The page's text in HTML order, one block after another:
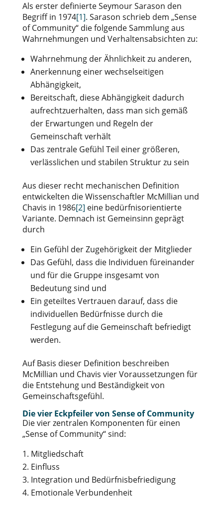
Als erster definierte Seymour Sarason den
Begriff in 1974[1]. Sarason schrieb dem „Sense
of Community“ die folgende Sammlung aus
Wahrnehmungen und Verhaltensabsichten zu:
Wahrnehmung der Ähnlichkeit zu anderen,
Anerkennung einer wechselseitigen
Abhängigkeit,
Bereitschaft, diese Abhängigkeit dadurch
aufrechtzuerhalten, dass man sich gemäß
der Erwartungen und Regeln der
Gemeinschaft verhält
Das zentrale Gefühl Teil einer größeren,
verlässlichen und stabilen Struktur zu sein
Aus dieser recht mechanischen Definition
entwickelten die Wissenschaftler McMillian und
Chavis in 1986[2] eine bedürfnisorientierte
Variante. Demnach ist Gemeinsinn geprägt
durch
Ein Gefühl der Zugehörigkeit der Mitglieder
Das Gefühl, dass die Individuen füreinander
und für die Gruppe insgesamt von
Bedeutung sind und
Ein geteiltes Vertrauen darauf, dass die
individuellen Bedürfnisse durch die
Festlegung auf die Gemeinschaft befriedigt
werden.
Auf Basis dieser Definition beschreiben
McMillian und Chavis vier Voraussetzungen für
die Entstehung und Beständigkeit von
Gemeinschaftsgefühl.
Die vier Eckpfeiler von Sense of Community
Die vier zentralen Komponenten für einen
„Sense of Community“ sind:
Mitgliedschaft
Einfluss
Integration und Bedürfnisbefriedigung
Emotionale Verbundenheit